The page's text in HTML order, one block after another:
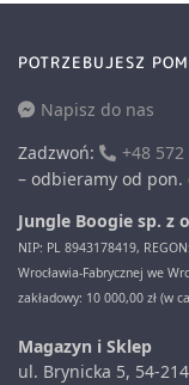
POTRZEBUJESZ
Napisz do nas
Zadzwoń:
+48
– odbieramy od pon.
Jungle Boogie sp. z
NIP: PL 8943178419,
Wrocławia-Fabrycznej we
zakładowy: 10 000,00 zł (w
Magazyn i Sklep
ul. Brynicka 5, 54-